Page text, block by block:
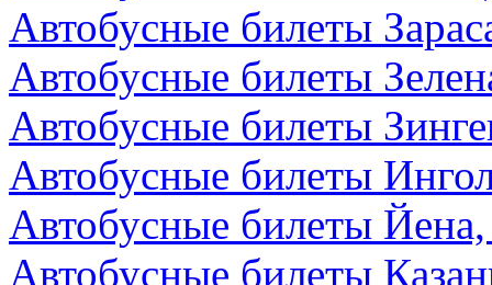
Автобусные билеты
Автобусные билеты
Автобусные билеты
Автобусные билеты
Автобусные билеты
Автобусные билеты